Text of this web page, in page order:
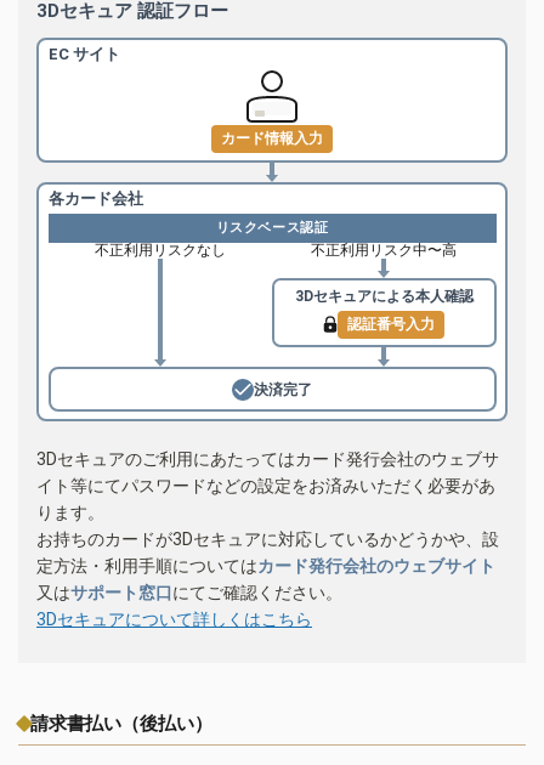
3Dセキュア 認証フロー
EC サイト
カード情報入力
各カード会社
リスクベース認証
不正利用リスクなし 不正利用リスク中〜高
3Dセキュアによる本人確認
認証番号入力
決済完了
3Dセキュアのご利用にあたってはカード発行会社のウェブサ
イト等にてパスワードなどの設定をお済みいただく必要があ
ります。
お持ちのカードが3Dセキュアに対応しているかどうかや、設
定方法・利用手順についてはカード発行会社のウェブサイト
又はサポート窓口にてご確認ください。
3Dセキュアについて詳しくはこちら
請求書払い（後払い）